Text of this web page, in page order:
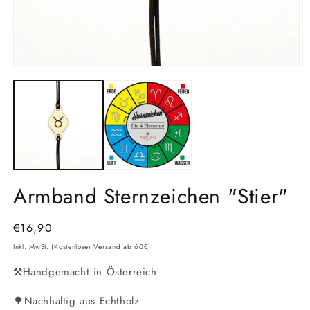
1
Armband Sternzeichen "Stier"
Normaler
Preis
€16,90
Inkl. MwSt. (Kostenloser Versand ab 60€)
⚒️Handgemacht in Österreich
🌳Nachhaltig aus Echtholz